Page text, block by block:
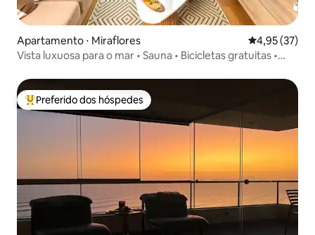
Apartamento ⋅ Miraflores 4,95 de uma
4,95 (37)
Vista luxuosa para o mar • Sauna • Bicicletas gratuitas •
Entre os melhores preferidos dos hóspedes
Preferido dos hóspedes